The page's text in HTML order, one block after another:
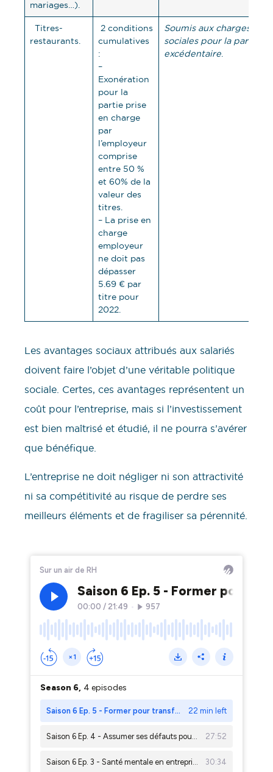
mariages…).
Titres-
restaurants.
2 conditions
cumulatives
:
–
Exonération
pour la
partie prise
en charge
par
l’employeur
comprise
entre 50 %
et 60% de la
valeur des
titres.
– La prise en
charge
employeur
ne doit pas
dépasser
5.69 € par
titre pour
2022.
Soumis aux charges
sociales pour la partie
excédentaire.
Les avantages sociaux attribués aux salariés
doivent faire l’objet d’une véritable politique
sociale. Certes, ces avantages représentent un
coût pour l’entreprise, mais si l’investissement
est bien maîtrisé et étudié, il ne pourra s’avérer
que bénéfique.
L’entreprise ne doit négliger ni son attractivité
ni sa compétitivité au risque de perdre ses
meilleurs éléments et de fragiliser sa pérennité.